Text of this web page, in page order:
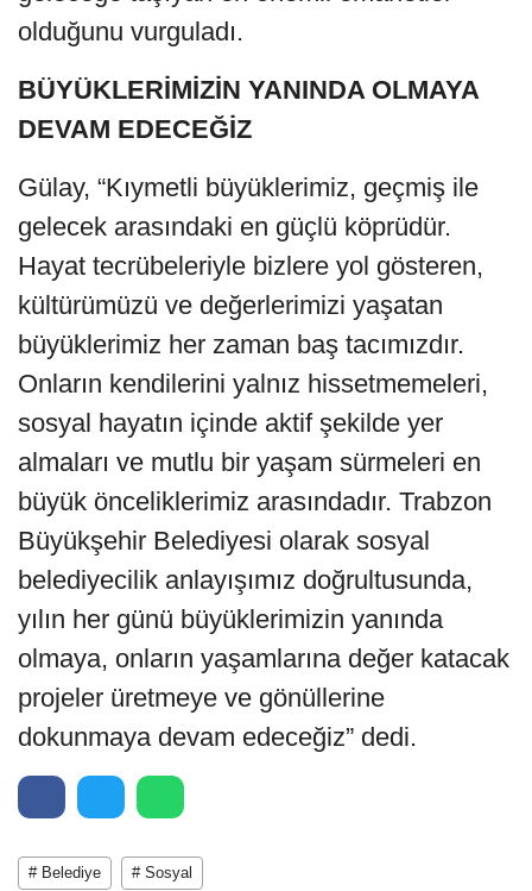
olduğunu vurguladı.
BÜYÜKLERİMİZİN YANINDA OLMAYA
DEVAM EDECEĞİZ
Gülay, “Kıymetli büyüklerimiz, geçmiş ile
gelecek arasındaki en güçlü köprüdür.
Hayat tecrübeleriyle bizlere yol gösteren,
kültürümüzü ve değerlerimizi yaşatan
büyüklerimiz her zaman baş tacımızdır.
Onların kendilerini yalnız hissetmemeleri,
sosyal hayatın içinde aktif şekilde yer
almaları ve mutlu bir yaşam sürmeleri en
büyük önceliklerimiz arasındadır. Trabzon
Büyükşehir Belediyesi olarak sosyal
belediyecilik anlayışımız doğrultusunda,
yılın her günü büyüklerimizin yanında
olmaya, onların yaşamlarına değer katacak
projeler üretmeye ve gönüllerine
dokunmaya devam edeceğiz” dedi.
# Belediye # Sosyal